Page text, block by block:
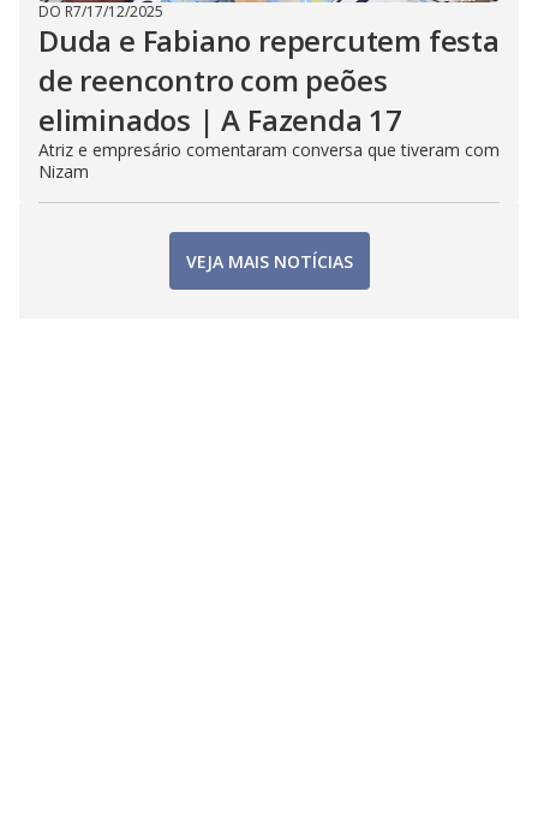
DO R7/17/12/2025
Duda e Fabiano repercutem festa
de reencontro com peões
eliminados | A Fazenda 17
Atriz e empresário comentaram conversa que tiveram com
Nizam
VEJA MAIS NOTÍCIAS